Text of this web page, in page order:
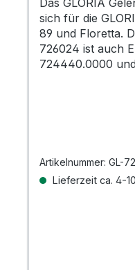
Das GLORIA
sich für die
89 und Floretta.
726024 ist auch
724440.0000
Artikelnummer: GL-
Lieferzeit ca. 4-